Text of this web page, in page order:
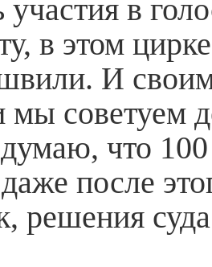
в
в этом
И
мы советуем
что 100
после
решения